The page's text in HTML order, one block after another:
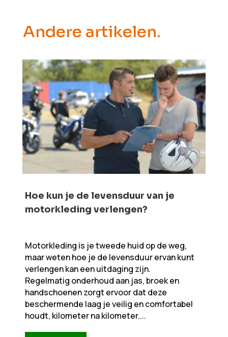
Andere artikelen.
Hoe kun je de levensduur van je
motorkleding verlengen?
Motorkleding is je tweede huid op de weg,
maar weten hoe je de levensduur ervan kunt
verlengen kan een uitdaging zijn.
Regelmatig onderhoud aan jas, broek en
handschoenen zorgt ervoor dat deze
beschermende laag je veilig en comfortabel
houdt, kilometer na kilometer....